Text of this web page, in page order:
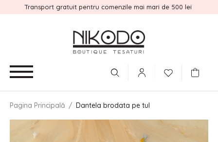
Transport gratuit pentru comenzile mai mari de 500 lei
Pagina Principală / Dantela brodata pe tul